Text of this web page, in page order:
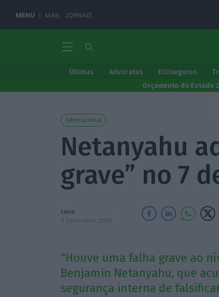
MENU MAIL JORNAIS
Últimas Advocatus ECOseguros
Orçamento do Estado
Internacional
Netanyahu
grave” no 7
Lusa
5 Fevereiro 2026
"Houve uma falha grave ao
Benjamin Netanyahu, que
segurança interna de